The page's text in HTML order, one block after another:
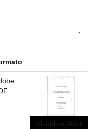
Visualizar/Abrir